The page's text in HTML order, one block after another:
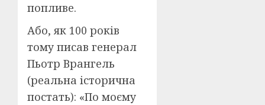
попливе.
Або, як 100 років
тому писав генерал
Пьотр Врангель
(реальна історична
постать): «По моєму